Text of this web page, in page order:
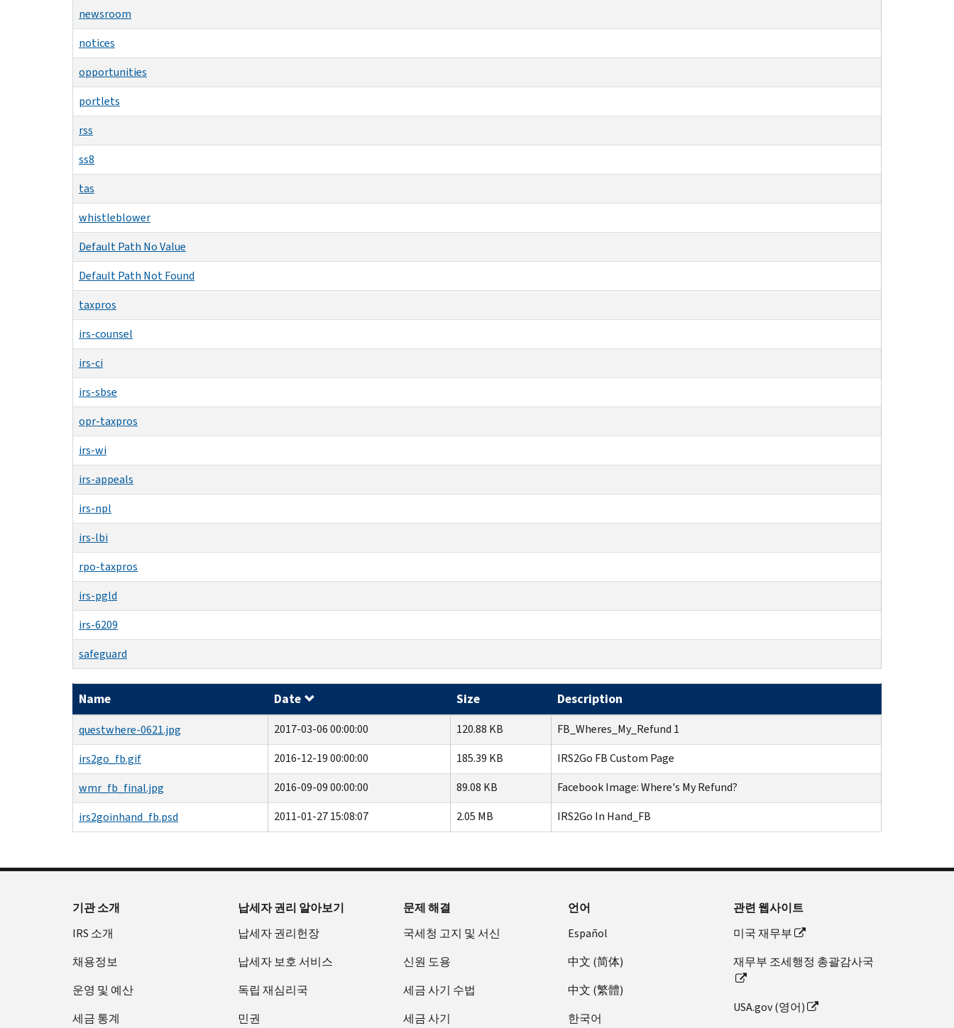
newsroom
notices
opportunities
portlets
rss
ss8
tas
whistleblower
Default Path No Value
Default Path Not Found
taxpros
irs-counsel
irs-ci
irs-sbse
opr-taxpros
irs-wi
irs-appeals
irs-npl
irs-lbi
rpo-taxpros
irs-pgld
irs-6209
safeguard
Name Date Size Description
questwhere-0621.jpg 2017-03-06 00:00:00 120.88 KB
FB_Wheres_My_Refund 1
irs2go_fb.gif
2016-12-19 00:00:00 185.39 KB
IRS2Go FB Custom Page
wmr_fb_final.jpg
2016-09-09 00:00:00 89.08 KB
Facebook Image: Where's My Refund?
irs2goinhand_fb.psd
2011-01-27 15:08:07 2.05 MB IRS2Go In Hand_FB
기관 소개
IRS 소개
채용정보
운영 및 예산
세금 통계
납세자 권리 알아보기
납세자 권리헌장
납세자 보호 서비스
독립 재심리국
민권
문제 해결
국세청 고지 및 서신
신원 도용
세금 사기 수법
세금 사기
언어
Español
中文 (简体)
中文 (繁體)
한국어
관련 웹사이트
미국 재무부
재무부 조세행정 총괄감사국
USA.gov (영어)